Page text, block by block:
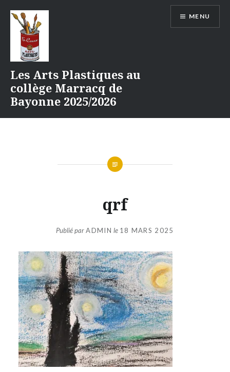
contenu
Les Arts Plastiques au
collège Marracq de
Bayonne 2025/2026
MENU
qrf
Publié parADMIN le 18 MARS 2025